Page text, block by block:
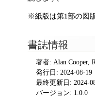
※紙版は第1部の図
書誌情報
著者: Alan Cooper,
発行日: 2024-08-19
最終更新日: 2024-
バージョン: 1.0.0